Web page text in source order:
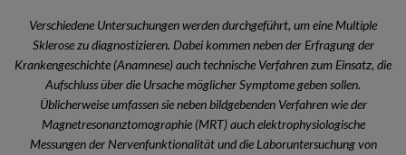
Verschiedene Untersuchungen werden durchgeführt, um eine Multiple
Sklerose zu diagnostizieren. Dabei kommen neben der Erfragung der
Krankengeschichte (Anamnese) auch technische Verfahren zum Einsatz, die
Aufschluss über die Ursache möglicher Symptome geben sollen.
Üblicherweise umfassen sie neben bildgebenden Verfahren wie der
Magnetresonanztomographie (MRT) auch elektrophysiologische
Messungen der Nervenfunktionalität und die Laboruntersuchung von